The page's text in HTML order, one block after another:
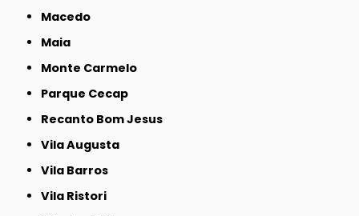
Macedo
Maia
Monte Carmelo
Parque Cecap
Recanto Bom Jesus
Vila Augusta
Vila Barros
Vila Ristori